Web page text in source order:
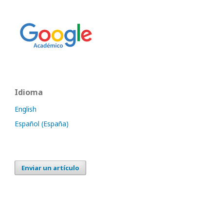
Idioma
English
Español (España)
Enviar un artículo